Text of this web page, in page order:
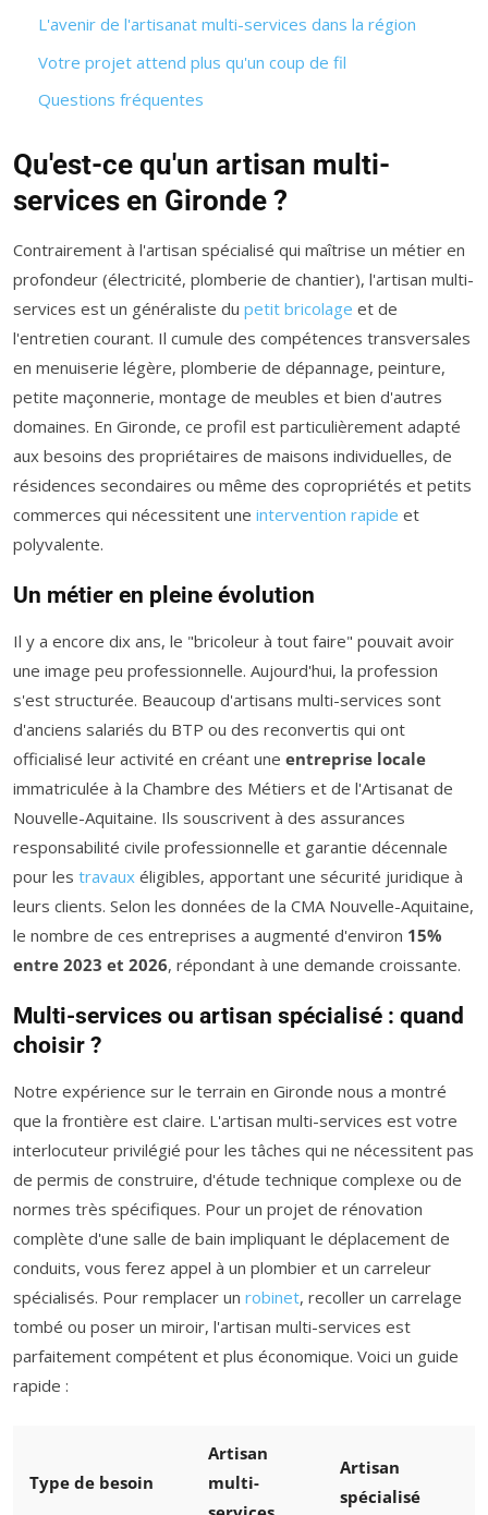
L'avenir de l'artisanat multi-services dans la région
Votre projet attend plus qu'un coup de fil
Questions fréquentes
Qu'est-ce qu'un artisan multi-
services en Gironde ?
Contrairement à l'artisan spécialisé qui maîtrise un métier en
profondeur (électricité, plomberie de chantier), l'artisan multi-
services est un généraliste du petit bricolage et de
l'entretien courant. Il cumule des compétences transversales
en menuiserie légère, plomberie de dépannage, peinture,
petite maçonnerie, montage de meubles et bien d'autres
domaines. En Gironde, ce profil est particulièrement adapté
aux besoins des propriétaires de maisons individuelles, de
résidences secondaires ou même des copropriétés et petits
commerces qui nécessitent une intervention rapide et
polyvalente.
Un métier en pleine évolution
Il y a encore dix ans, le "bricoleur à tout faire" pouvait avoir
une image peu professionnelle. Aujourd'hui, la profession
s'est structurée. Beaucoup d'artisans multi-services sont
d'anciens salariés du BTP ou des reconvertis qui ont
officialisé leur activité en créant une entreprise locale
immatriculée à la Chambre des Métiers et de l'Artisanat de
Nouvelle-Aquitaine. Ils souscrivent à des assurances
responsabilité civile professionnelle et garantie décennale
pour les travaux éligibles, apportant une sécurité juridique à
leurs clients. Selon les données de la CMA Nouvelle-Aquitaine,
le nombre de ces entreprises a augmenté d'environ 15%
entre 2023 et 2026, répondant à une demande croissante.
Multi-services ou artisan spécialisé : quand
choisir ?
Notre expérience sur le terrain en Gironde nous a montré
que la frontière est claire. L'artisan multi-services est votre
interlocuteur privilégié pour les tâches qui ne nécessitent pas
de permis de construire, d'étude technique complexe ou de
normes très spécifiques. Pour un projet de rénovation
complète d'une salle de bain impliquant le déplacement de
conduits, vous ferez appel à un plombier et un carreleur
spécialisés. Pour remplacer un robinet, recoller un carrelage
tombé ou poser un miroir, l'artisan multi-services est
parfaitement compétent et plus économique. Voici un guide
rapide :
Type de besoin
Artisan
multi-
Artisan
spécialisé